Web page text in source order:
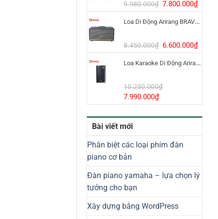
8.800.000₫.
9.980.000₫ Giá
gốc
là:
7.800.000₫Giá
hiện
tại
Loa Di Động Arirang BRAVO 8 800W Có Micro
8.450.000₫ Giá
gốc
là:
6.600.000₫Giá
hiện
tại
Loa Karaoke Di Động Arirang EDGE-X Model I
10.230.000₫
Giá
gốc
là:
10.230.000₫.
7.990.000₫Giá
hiện
tại
7.990.000₫.
Bài viết mới
Phân biệt các loại phím đàn
piano cơ bản
Đàn piano yamaha – lựa chọn lý
tưởng cho bạn
Xây dựng bằng WordPress